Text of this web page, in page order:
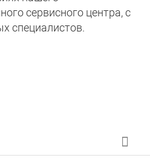
сервисного центра, с
специалистов.